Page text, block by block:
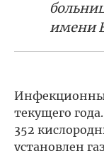
имени
текущего
352
установлен